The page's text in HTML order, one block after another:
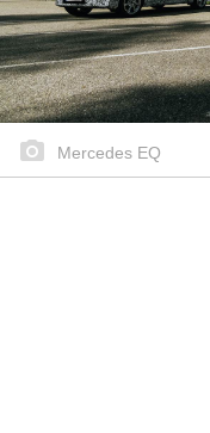
Mercedes EQ